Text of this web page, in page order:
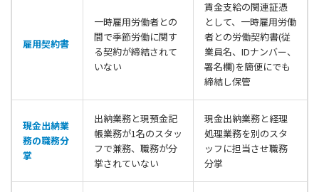
雇用契約書
一時雇用労働者との
間で季節労働に関す
る契約が締結されて
いない
賃金支給の関連証憑
として、一時雇用労働
者との労働契約書(従
業員名、IDナンバー、
署名欄)を簡便にでも
締結し保管
現金出納業
務の職務分
掌
出納業務と現預金記
帳業務が1名のスタッ
フで兼務、職務が分
掌されていない
現金出納業務と経理
処理業務を別のスタ
ッフに担当させ職務
分掌